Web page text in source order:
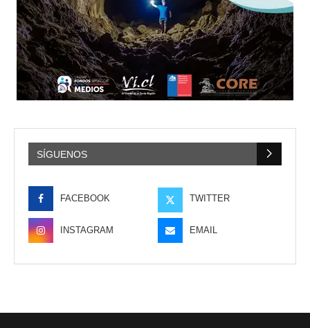
SÍGUENOS
FACEBOOK TWITTER
INSTAGRAM EMAIL